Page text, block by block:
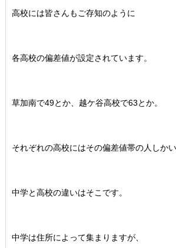
高校には皆さんもご存知のように
各高校の偏差値が設定されています。
草加南で49とか、越ケ谷高校で63とか。
それぞれの高校にはその偏差値帯の人しかい
中学と高校の違いはそこです。
中学は住所によって集まりますが、